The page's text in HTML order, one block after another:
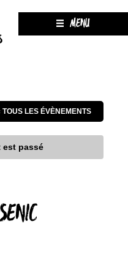
MENU
TOUS LES ÉVÈNEMENTS
est passé